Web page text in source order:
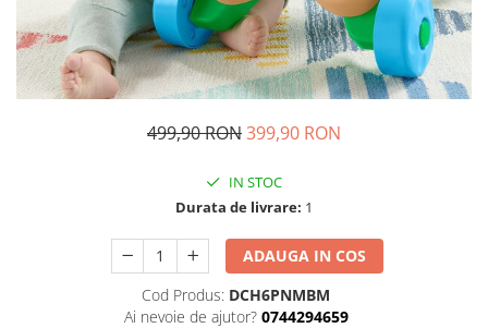
Pixuri
Markere
Jucarii, Copii & Bebe
Igiena si ingrijire
Aparate aerosoli copii
Cadite bebe si accesorii baie
Olite si reductoare WC
Sampon si balsam copii
Sapun & Gel de dus copii
499,90 RON399,90 RON
IN STOC
Durata de livrare: 1
ADAUGA IN COS
Cod Produs: DCH6PNMBM
Ai nevoie de ajutor? 0744294659